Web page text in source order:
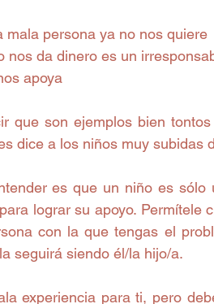
mala persona ya no nos quiere
nos da dinero es un
apoya
que son ejemplos bien
dice a los niños muy subidas
es que un niño es
lograr su apoyo. Permítele
con la que tengas el
seguirá siendo él/la hijo/a.
experiencia para ti, pero